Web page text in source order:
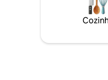
moinho e que